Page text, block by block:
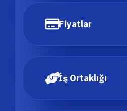
Fiyatlar
İş Ortaklığı